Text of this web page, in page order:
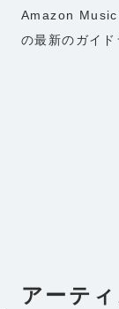
Amazon Music
の最新のガイド
アーテ